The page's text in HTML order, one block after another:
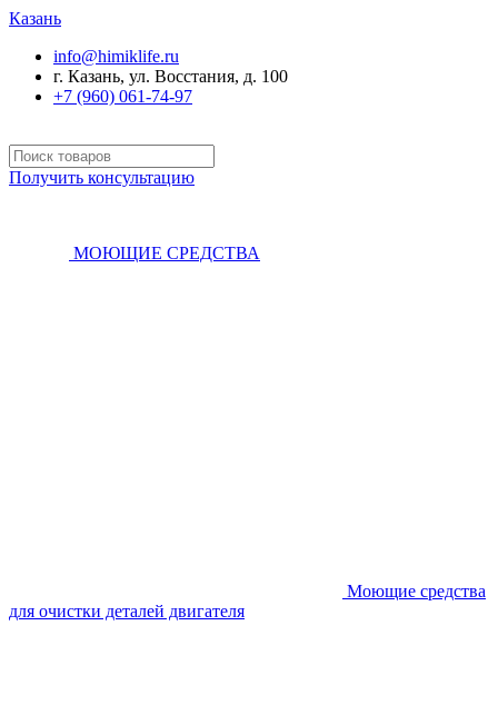
Казань
info@himiklife.ru
г. Казань, ул. Восстания, д. 100
+7 (960) 061-74-97
Получить консультацию
МОЮЩИЕ СРЕДСТВА
Моющие средства
для очистки деталей двигателя